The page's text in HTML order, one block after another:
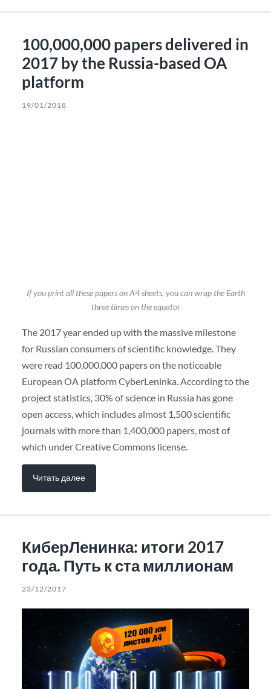
100,000,000 papers delivered in
2017 by the Russia-based OA
platform
19/01/2018
If you print all these papers on A4 sheets, you can wrap the Earth
three times on the equator
The 2017 year ended up with the massive milestone
for Russian consumers of scientific knowledge. They
were read 100,000,000 papers on the noticeable
European OA platform CyberLeninka. According to the
project statistics, 30% of science in Russia has gone
open access, which includes almost 1,500 scientific
journals with more than 1,400,000 papers, most of
which under Creative Commons license.
Читать далее
КиберЛенинка: итоги 2017
года. Путь к ста миллионам
23/12/2017